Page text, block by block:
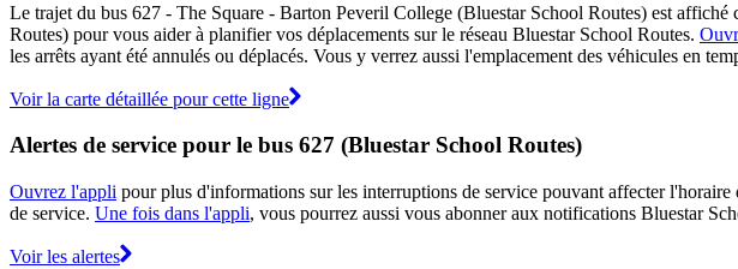
Le trajet du bus 627 - The Square - Barton Peveril College (Bluestar School Routes) est
Routes) pour vous aider à planifier vos déplacements sur le réseau Bluestar School Routes.
les arrêts ayant été annulés ou déplacés. Vous y verrez aussi l'emplacement des véhicules en
Voir la carte détaillée pour cette ligne
Alertes de service pour le bus 627 (Bluestar School Routes)
Ouvrez l'appli pour plus d'informations sur les interruptions de service pouvant affecter l'horaire
de service. Une fois dans l'appli, vous pourrez aussi vous abonner aux notifications Bluestar
Voir les alertes